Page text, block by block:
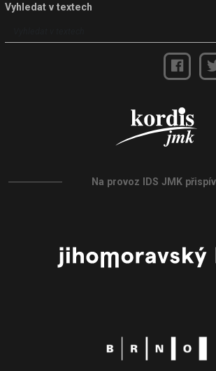
Vyhledat v textech
Na provoz IDS JMK